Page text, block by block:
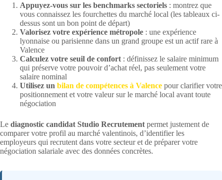
Appuyez-vous sur les benchmarks sectoriels : montrez que
vous connaissez les fourchettes du marché local (les tableaux ci-
dessus sont un bon point de départ)
Valorisez votre expérience métropole : une expérience
lyonnaise ou parisienne dans un grand groupe est un actif rare à
Valence
Calculez votre seuil de confort : définissez le salaire minimum
qui préserve votre pouvoir d’achat réel, pas seulement votre
salaire nominal
Utilisez un bilan de compétences à Valence pour clarifier votre
positionnement et votre valeur sur le marché local avant toute
négociation
Le diagnostic candidat Studio Recrutement permet justement de
comparer votre profil au marché valentinois, d’identifier les
employeurs qui recrutent dans votre secteur et de préparer votre
négociation salariale avec des données concrètes.